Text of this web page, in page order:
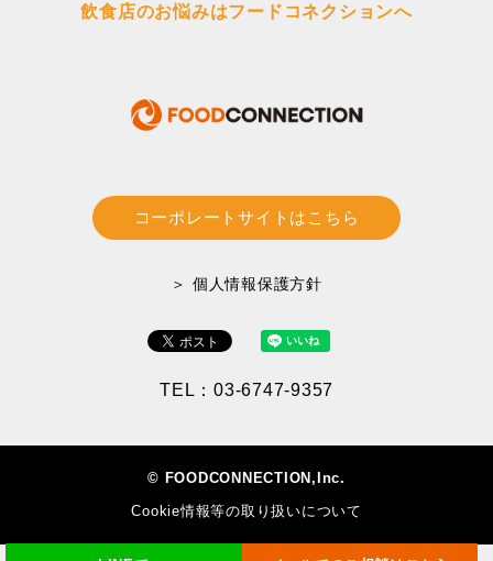
飲食店のお悩みはフードコネクションへ
コーポレートサイトはこちら
＞ 個人情報保護方針
TEL：03-6747-9357
© FOODCONNECTION,Inc.
Cookie情報等の取り扱いについて